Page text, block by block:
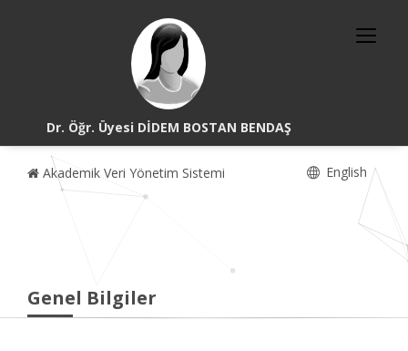
Dr. Öğr. Üyesi DİDEM BOSTAN BENDAŞ
Akademik Veri Yönetim Sistemi English
Genel Bilgiler